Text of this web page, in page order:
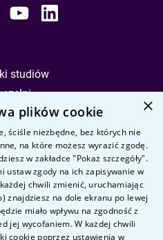
studiów
i badania
odpowiedzi
×
plików cookie
ściśle niezbędne, bez których nie
na które możesz wyrazić zgodę.
w zakładce "Pokaż szczegóły".
ustaw zgody na ich zapisywanie w
chwili zmienić, uruchamiając
znajdziesz na dole ekranu po lewej
miało wpływu na zgodność z
jej wycofaniem. W każdej chwili
cookie poprzez ustawienia w